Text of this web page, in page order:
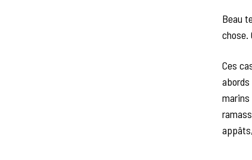
Beau
chose.
Ces
abords
marins